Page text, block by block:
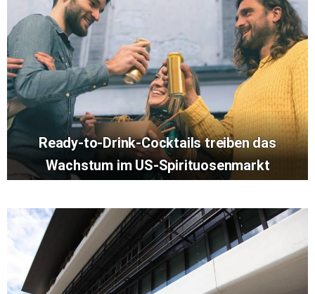
Ready-to-Drink-Cocktails treiben das
Wachstum im US-Spirituosenmarkt